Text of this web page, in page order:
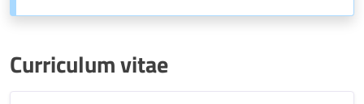
Curriculum vitae